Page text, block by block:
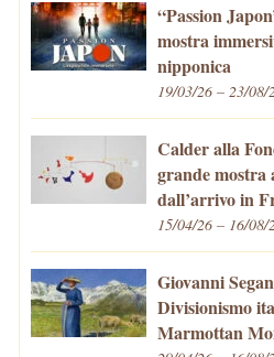
“Passion
mostra
nipponica
19/03/26 – 23/08/
Calder alla
grande mostra
dall’arrivo in
15/04/26 – 16/08/
Giovanni
Divisionismo
Marmottan